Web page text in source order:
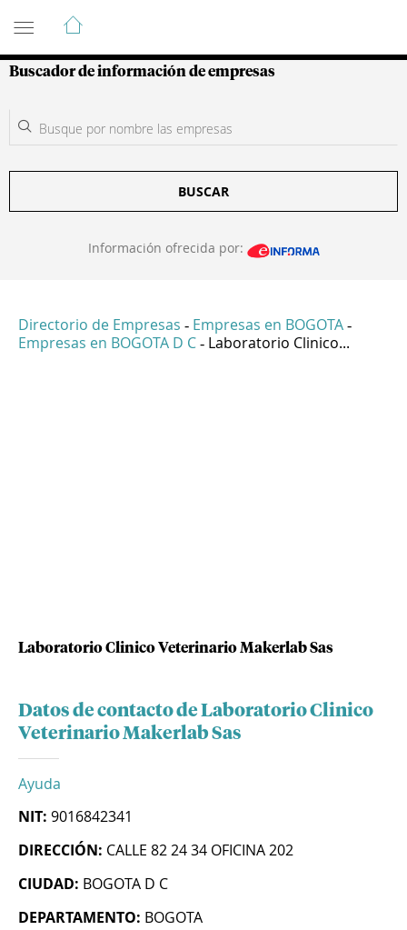
Guía de Empresas Colombianas
Buscador de información de empresas
BUSCAR
Información ofrecida por:
Directorio de Empresas - Empresas en BOGOTA -
Empresas en BOGOTA D C - Laboratorio Clinico...
Laboratorio Clinico Veterinario Makerlab Sas
Datos de contacto de Laboratorio Clinico
Veterinario Makerlab Sas
Ayuda
NIT: 9016842341
DIRECCIÓN: CALLE 82 24 34 OFICINA 202
CIUDAD: BOGOTA D C
DEPARTAMENTO: BOGOTA